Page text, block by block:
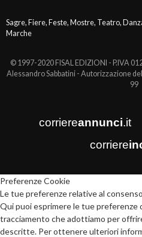
Sagre, Fiere, Feste, Mostre, Teatro,
Marche
© 1997-2020 FISAL EDIZIONI - P.IVA
Alessandro Sabbatini - Autorizzazione
99
corriereannunci.it
corriere
Preferenze Cookie
Le tue preferenze relative al consenso
Qui puoi esprimere le tue preferenze
tracciamento che adottiamo per
descritte. Per ottenere ulteriori